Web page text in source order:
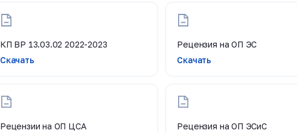
КП ВР 13.03.02 2022-2023
Скачать
Рецензия на ОП ЭС
Скачать
Рецензии на ОП ЦСА
Рецензия на ОП ЭСиС